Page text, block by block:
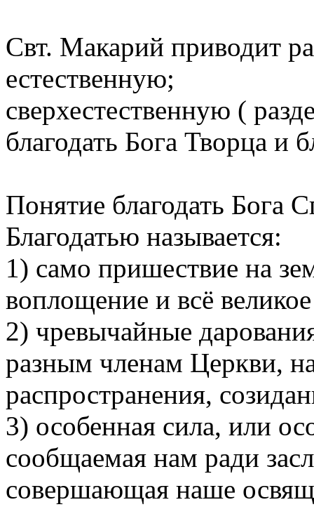
Свт. Макарий приводит
естественную;
сверхестественную (
благодать Бога Творца и
Понятие благодать Бога
Благодатью называется:
1) само пришествие на
воплощение и всё
2) чревычайные
разным членам Церкви,
распространения,
3) особенная сила, или
сообщаемая нам ради
совершающая наше